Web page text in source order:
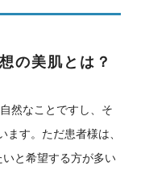
の美肌とは？
然なことですし、そ
す。ただ患者様は、
と希望する方が多い